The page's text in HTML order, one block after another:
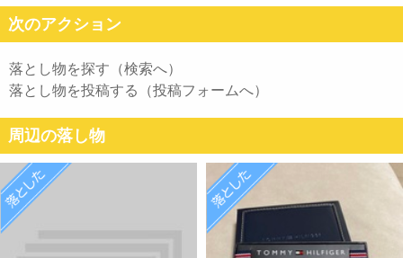
次のアクション
落とし物を探す（検索へ）
落とし物を投稿する（投稿フォームへ）
周辺の落し物